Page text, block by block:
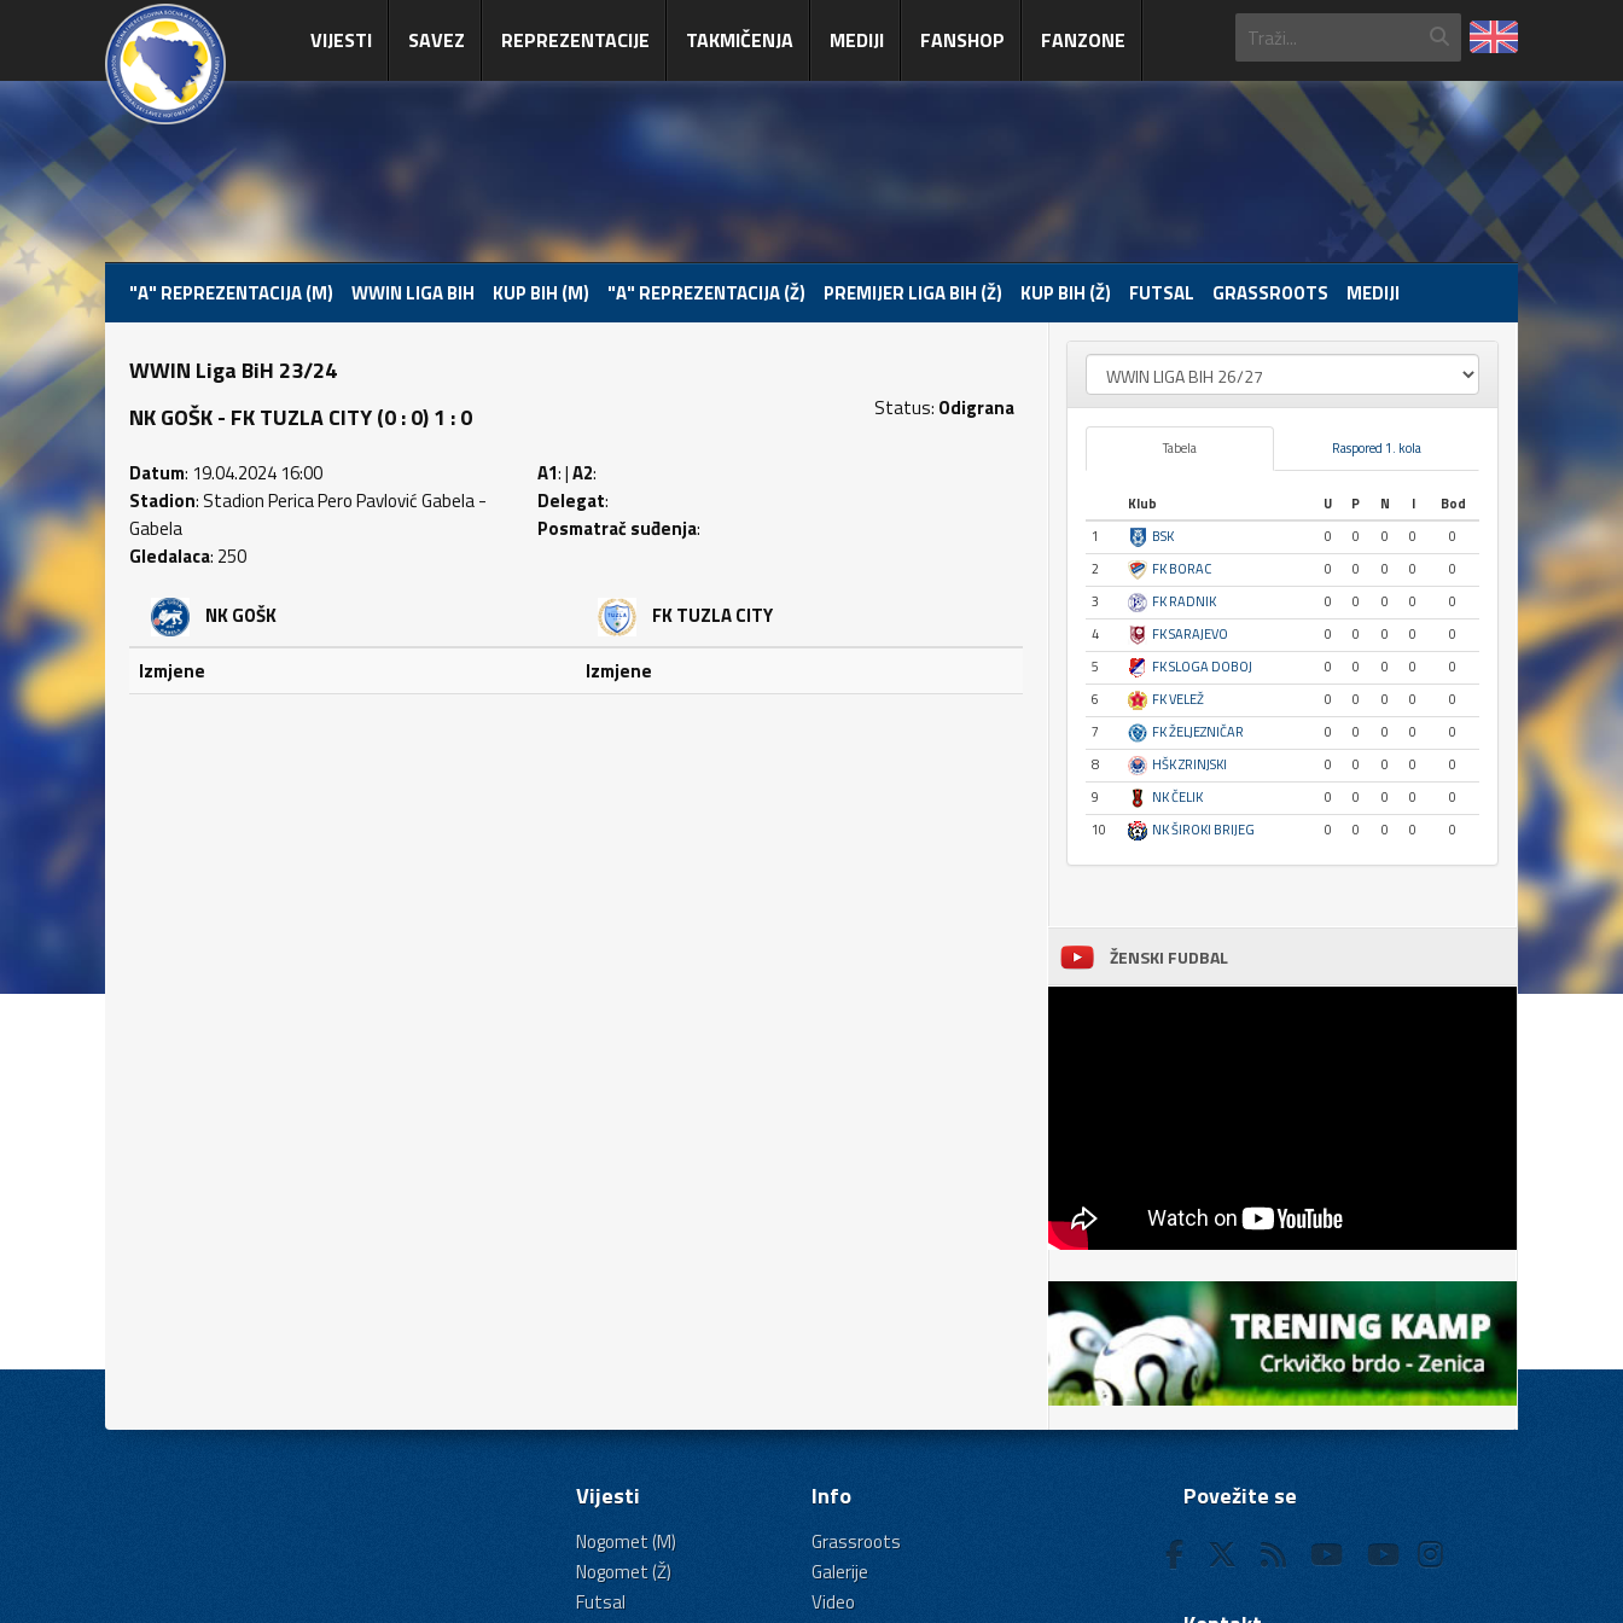
VIJESTI SAVEZ REPREZENTACIJE TAKMIČENJA MEDIJI FANSHOP FANZONE
"A" REPREZENTACIJA (M) WWIN LIGA BIH KUP BIH (M) "A" REPREZENTACIJA (Ž) PREMIJER LIGA BIH (Ž) KUP BIH (Ž) FUTSAL GRASSROOTS MEDIJI
WWIN Liga BiH 23/24
NK GOŠK - FK TUZLA CITY (0 : 0) 1 : 0
Status: Odigrana
Datum: 19.04.2024 16:00
Stadion: Stadion Perica Pero Pavlović Gabela -
Gabela
Gledalaca: 250
A1: |A2:
Delegat:
Posmatrač suđenja:
NK GOŠK
Izmjene
FK TUZLA CITY
Izmjene
Tabela Raspored 1. kola
Klub U P N I
Bod
1
BSK 0 0 0 0
0
2
FK BORAC 0 0 0 0
0
3
FK RADNIK 0 0 0 0
0
4
FK SARAJEVO 0 0 0 0
0
5
FK SLOGA DOBOJ 0 0 0 0
0
6
FK VELEŽ 0 0 0 0
0
7
FK ŽELJEZNIČAR 0 0 0 0
0
8
HŠK ZRINJSKI 0 0 0 0
0
9
NK ČELIK 0 0 0 0
0
10
NK ŠIROKI BRIJEG 0 0 0 0 0
ŽENSKI FUDBAL
Vijesti
Nogomet (M)
Nogomet (Ž)
Futsal
Info
Grassroots
Galerije
Video
Povežite se